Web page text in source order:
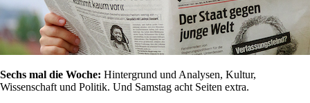
Sechs mal die Woche: Hintergrund und Analysen, Kultur,
Wissenschaft und Politik. Und Samstag acht Seiten extra.